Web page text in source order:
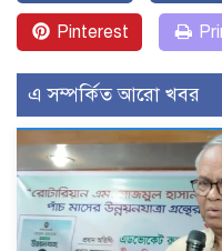
Pinterest
এ সম্পর্কিত আরো খবর